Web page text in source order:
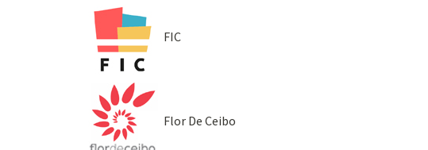
FIC
Flor De Ceibo